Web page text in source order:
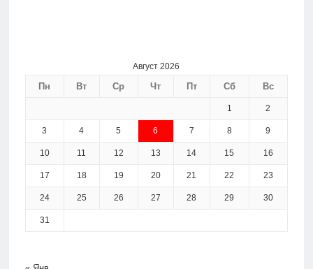
Август 2026
Пн Вт Ср Чт Пт Сб Вс
1 2
3 4 5 6 7 8 9
10 11 12 13 14 15 16
17 18 19 20 21 22 23
24 25 26 27 28 29 30
31